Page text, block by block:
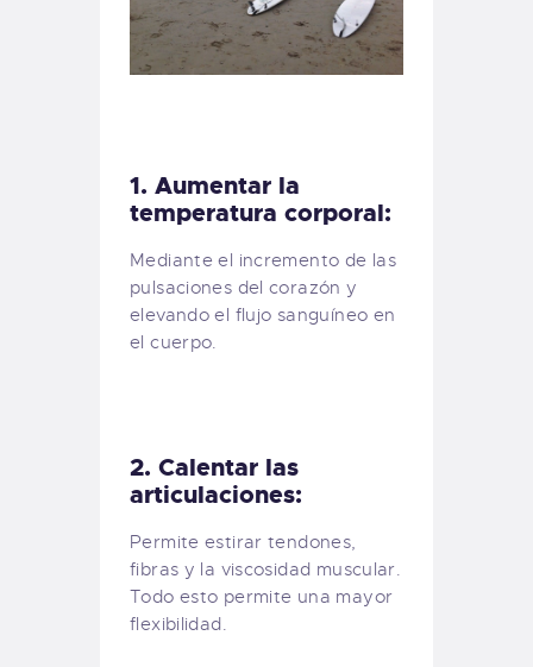
1. Aumentar la
temperatura corporal:
Mediante el incremento de las
pulsaciones del corazón y
elevando el flujo sanguíneo en
el cuerpo.
2. Calentar las
articulaciones:
Permite estirar tendones,
fibras y la viscosidad muscular.
Todo esto permite una mayor
flexibilidad.